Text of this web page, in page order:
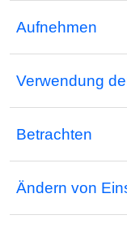
Aufnehmen
Verwendung
Betrachten
Ändern von